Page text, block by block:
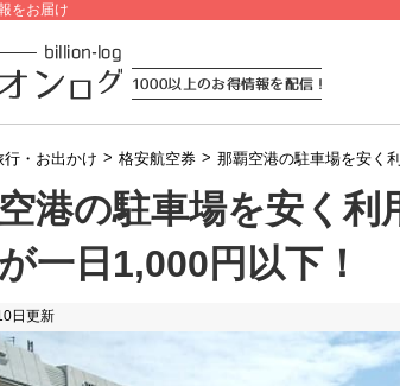
をお届け
行・お出かけ > 格安航空券 > 那覇空港の駐車場を安く
港の駐車場を安く利
一日1,000円以下！
日 更新